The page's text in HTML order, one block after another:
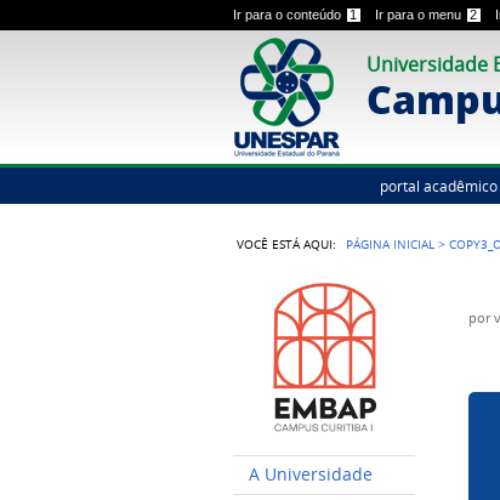
Ir para o conteúdo 1 Ir para o menu 2
Universidade
portal acadêmico
VOCÊ ESTÁ AQUI: PÁGINA INICIAL >
A Universidade
por